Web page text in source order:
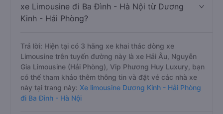
xe Limousine đi Ba Đình - Hà Nội từ Dương
Kinh - Hải Phòng?
Trả lời: Hiện tại có 3 hãng xe khai thác dòng xe
Limousine trên tuyến đường này là xe Hải Âu, Nguyễn
Gia Limousine (Hải Phòng), Vip Phương Huy Luxury, bạn
có thể tham khảo thêm thông tin và đặt vé các nhà xe
này tại trang này: Xe limousine Dương Kinh - Hải Phòng
đi Ba Đình - Hà Nội